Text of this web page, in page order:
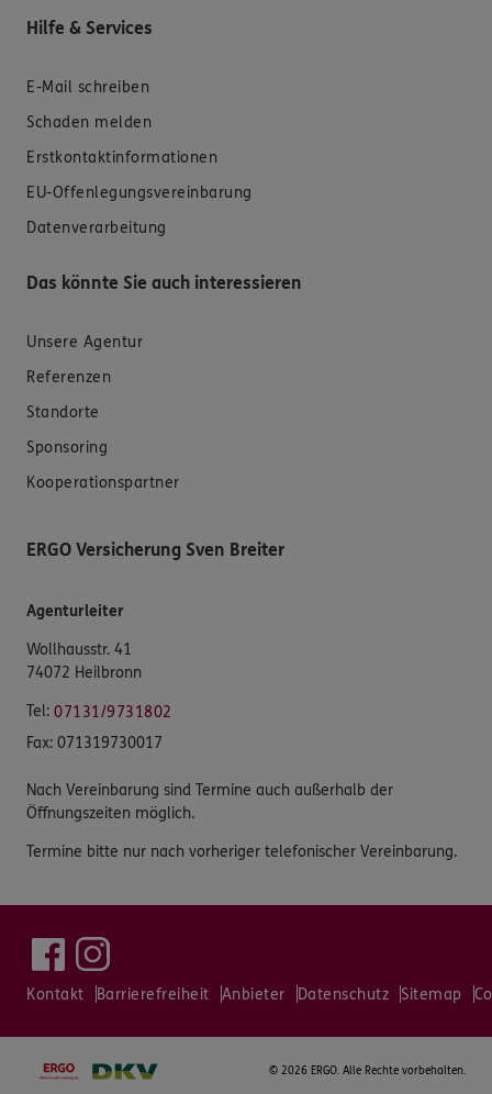
Hilfe & Services
E-Mail schreiben
Schaden melden
Erstkontaktinformationen
EU-Offenlegungsvereinbarung
Datenverarbeitung
Das könnte Sie auch interessieren
Unsere Agentur
Referenzen
Standorte
Sponsoring
Kooperationspartner
ERGO Versicherung Sven Breiter
Agenturleiter
Wollhausstr. 41
74072 Heilbronn
Tel: 07131/9731802
Fax: 071319730017
Nach Vereinbarung sind Termine auch außerhalb der
Öffnungszeiten möglich.
Termine bitte nur nach vorheriger telefonischer Vereinbarung.
Kontakt Barrierefreiheit Anbieter Datenschutz Sitemap
© 2026 ERGO. Alle Rechte vorbehalten.